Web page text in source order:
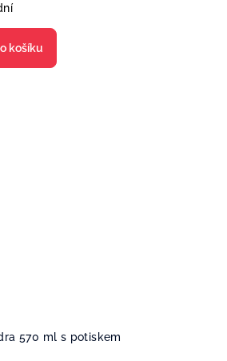
košíku
570 ml s potiskem